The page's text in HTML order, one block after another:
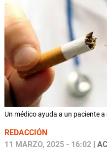
Un médico ayuda a un paciente
REDACCIÓN
11 MARZO, 2025 - 16:02 |